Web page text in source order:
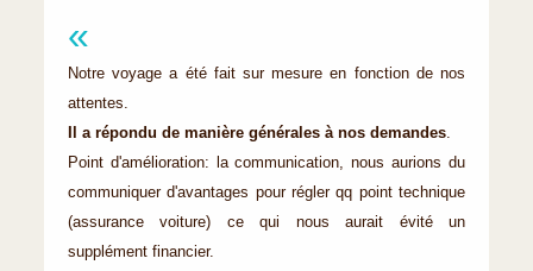
Notre voyage a été fait sur mesure en fonction de nos
attentes.
Il a répondu de manière générales à nos demandes
Point d'amélioration: la communication, nous aurions du
communiquer d'avantages pour régler qq point technique
(assurance voiture) ce qui nous aurait évité un
supplément financier.